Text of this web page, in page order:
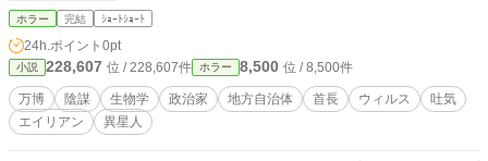
ホラー 完結 ｼｮｰﾄｼｮｰﾄ
24h.ポイント 0pt
小説 228,607 位 / 228,607件 ホラー 8,500 位 / 8,500件
万博 陰謀 生物学 政治家 地方自治体 首長 ウィルス
吐気
エイリアン
異星人